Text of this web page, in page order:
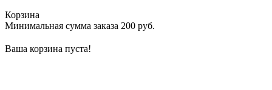
Корзина
Минимальная сумма заказа 200 руб.
Ваша корзина пуста!